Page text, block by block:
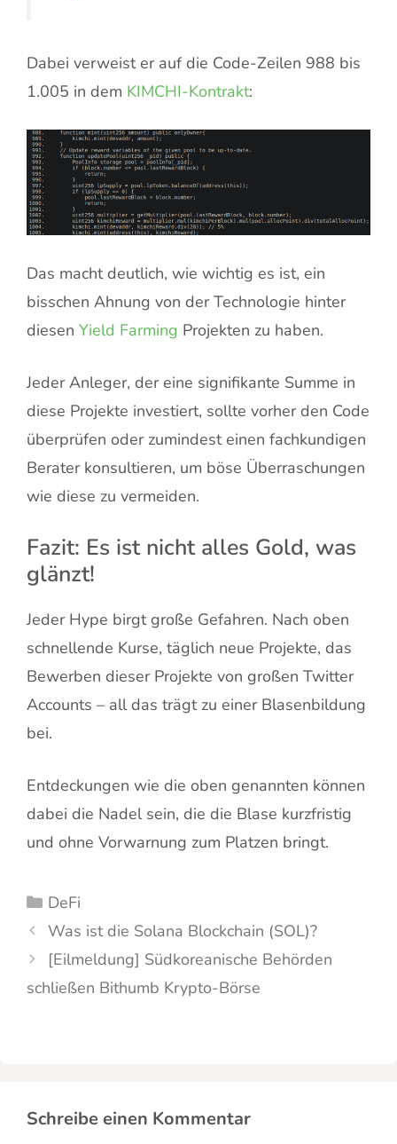
Dabei verweist er auf die Code-Zeilen 988 bis
1.005 in dem KIMCHI-Kontrakt:
Das macht deutlich, wie wichtig es ist, ein
bisschen Ahnung von der Technologie hinter
diesen Yield Farming Projekten zu haben.
Jeder Anleger, der eine signifikante Summe in
diese Projekte investiert, sollte vorher den Code
überprüfen oder zumindest einen fachkundigen
Berater konsultieren, um böse Überraschungen
wie diese zu vermeiden.
Fazit: Es ist nicht alles Gold, was
glänzt!
Jeder Hype birgt große Gefahren. Nach oben
schnellende Kurse, täglich neue Projekte, das
Bewerben dieser Projekte von großen Twitter
Accounts – all das trägt zu einer Blasenbildung
bei.
Entdeckungen wie die oben genannten können
dabei die Nadel sein, die die Blase kurzfristig
und ohne Vorwarnung zum Platzen bringt.
Kategorien
DeFi
Was ist die Solana Blockchain (SOL)?
[Eilmeldung] Südkoreanische Behörden
schließen Bithumb Krypto-Börse
Schreibe einen Kommentar